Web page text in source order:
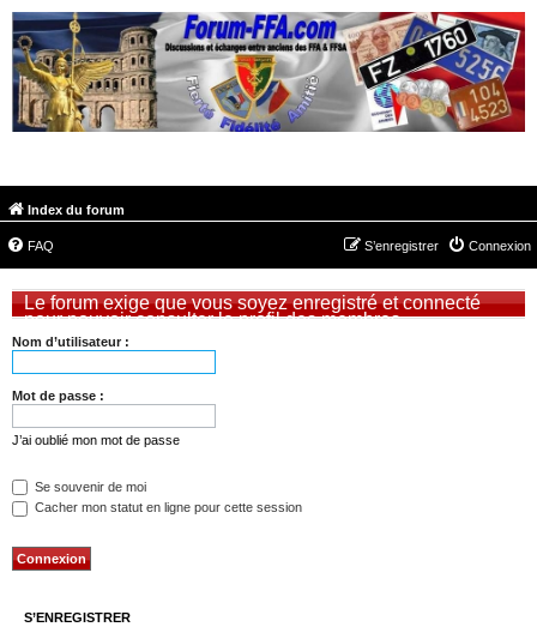
Index du forum
FAQ Connexion
S’enregistrer
Le forum exige que vous soyez enregistré et connecté
pour pouvoir consulter le profil des membres.
Nom d’utilisateur :
Mot de passe :
J’ai oublié mon mot de passe
Se souvenir de moi
Cacher mon statut en ligne pour cette session
S’ENREGISTRER